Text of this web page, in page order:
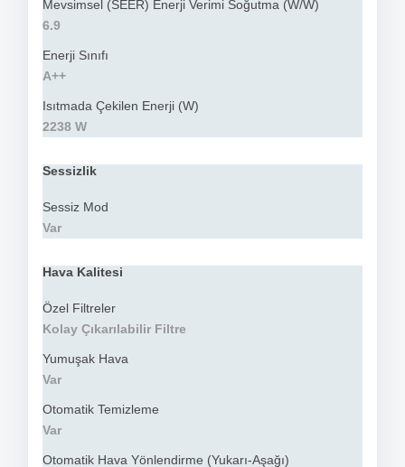
Mevsimsel (SEER) Enerji Verimi Soğutma (W/W)
6.9
Enerji Sınıfı
A++
Isıtmada Çekilen Enerji (W)
2238 W
Sessizlik
Sessiz Mod
Var
Hava Kalitesi
Özel Filtreler
Kolay Çıkarılabilir Filtre
Yumuşak Hava
Var
Otomatik Temizleme
Var
Otomatik Hava Yönlendirme (Yukarı-Aşağı)